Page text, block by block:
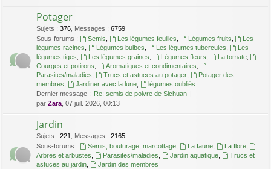
Potager
Sujets : 376 Messages : 6759
Sous-forums :
Semis Les légumes feuilles Légumes fruits
Les
légumes racines
Légumes bulbes Les légumes tubercules
Les
légumes tiges
Les légumes graines Légumes fleurs La tomate,
Courges et potirons
Aromatiques et condimentaires
Parasites/maladies
Trucs et astuces au potager,
Potager des
membres
Jardiner avec la lune,
légumes oubliés
Dernier message : Re: semis de poivre de Sichuan
par Zara , 07 juil. 2026, 00:13
Jardin
Sujets : 221 Messages : 2165
Sous-forums :
Semis, bouturage, marcottage, La faune, La flore,
Arbres et arbustes
Parasites/maladies Jardin aquatique,
Trucs et
astuces au jardin
Jardin des membres